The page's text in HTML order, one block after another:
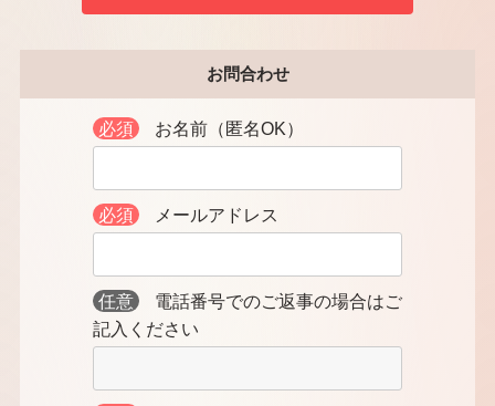
お問合わせ
必須 お名前（匿名OK）
必須 メールアドレス
任意
電話番号でのご返事の場合はご
記入ください